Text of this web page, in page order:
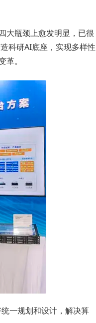
大瓶颈上愈发明显，已很
科研AI底座，实现多样性
。
一规划和设计，解决算